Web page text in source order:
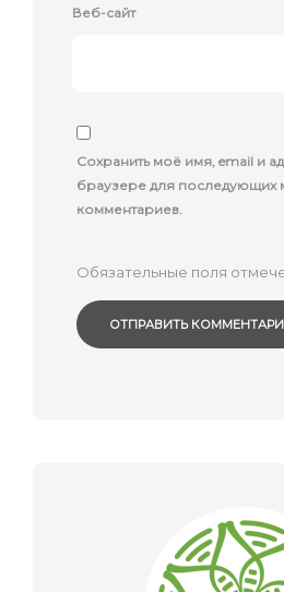
Веб-сайт
Сохранить моё имя, email и
браузере для последующих
комментариев.
Обязательные поля